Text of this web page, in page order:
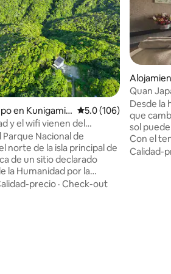
en Kunigami,
Calificación
5.0 (106)
y el wifi vienen del
en medio de la nada.
de la red en el Parque
Parque Nacional de
norte de la isla principal de
de un sitio declarado
la Humanidad por la
encuentra en medio de la
precio · Check-out
ami
Quan
sauna
Desde la
que
sol
Con el
la
Calidad-